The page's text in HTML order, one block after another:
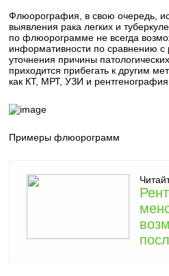
Флюорография, в свою очередь,
выявления рака легких и
по флюорограмме не всегда
информативности по сравнению с
уточнения причины
приходится прибегать к другим
как КТ, МРТ, УЗИ и рентгенография.
Примеры флюорограмм